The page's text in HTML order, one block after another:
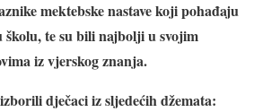
mektebske nastave koji pohađaju
školu, te su bili najbolji u svojim
iz vjerskog znanja.
dječaci iz sljedećih džemata: